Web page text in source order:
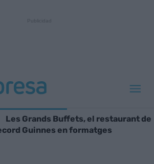
Les Grands Buffets, el restaurant de
Guinnes en formatges